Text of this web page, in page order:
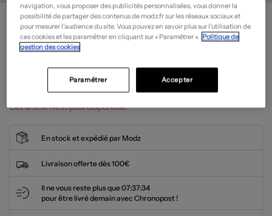
JACK & JONES
T-shirt - Col rond- Outlet
7,50€
Guide des tailles
Cet article n'est plus disponible.
En stock et expédié par Modz
Livraison offerte dès 100€
Il ne vous reste plus que07:37:33
pour être livré demain avec Chronopost !
navigation, vous proposer des publicités personnalisées, vous donner la
possibilité de partager des contenus de modz.fr sur les réseaux sociaux et
pour mesurer l’audience du site. Vous pouvez en savoir plus sur l’utilisation de
ces cookies et les paramétrer en cliquant sur « Paramétrer ». Politique de
gestion des cookies
Accepter
Paramétrer